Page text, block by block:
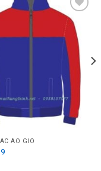
Add to
Wishlist
ÁO GIÓ